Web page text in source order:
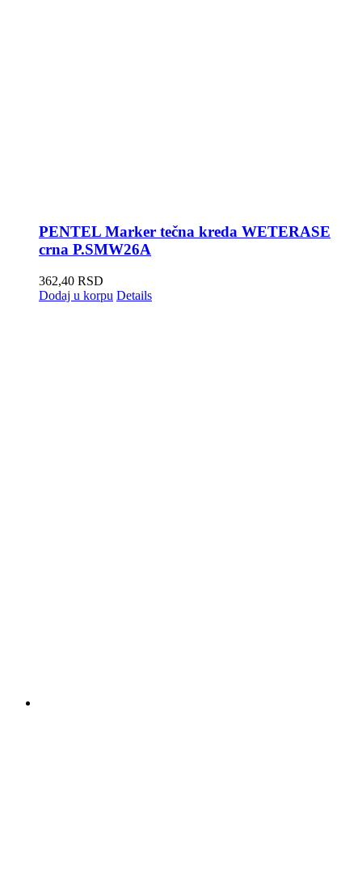
PENTEL Marker tečna kreda WETERASE
crna P.SMW26A
362,40 RSD
Dodaj u korpu Details